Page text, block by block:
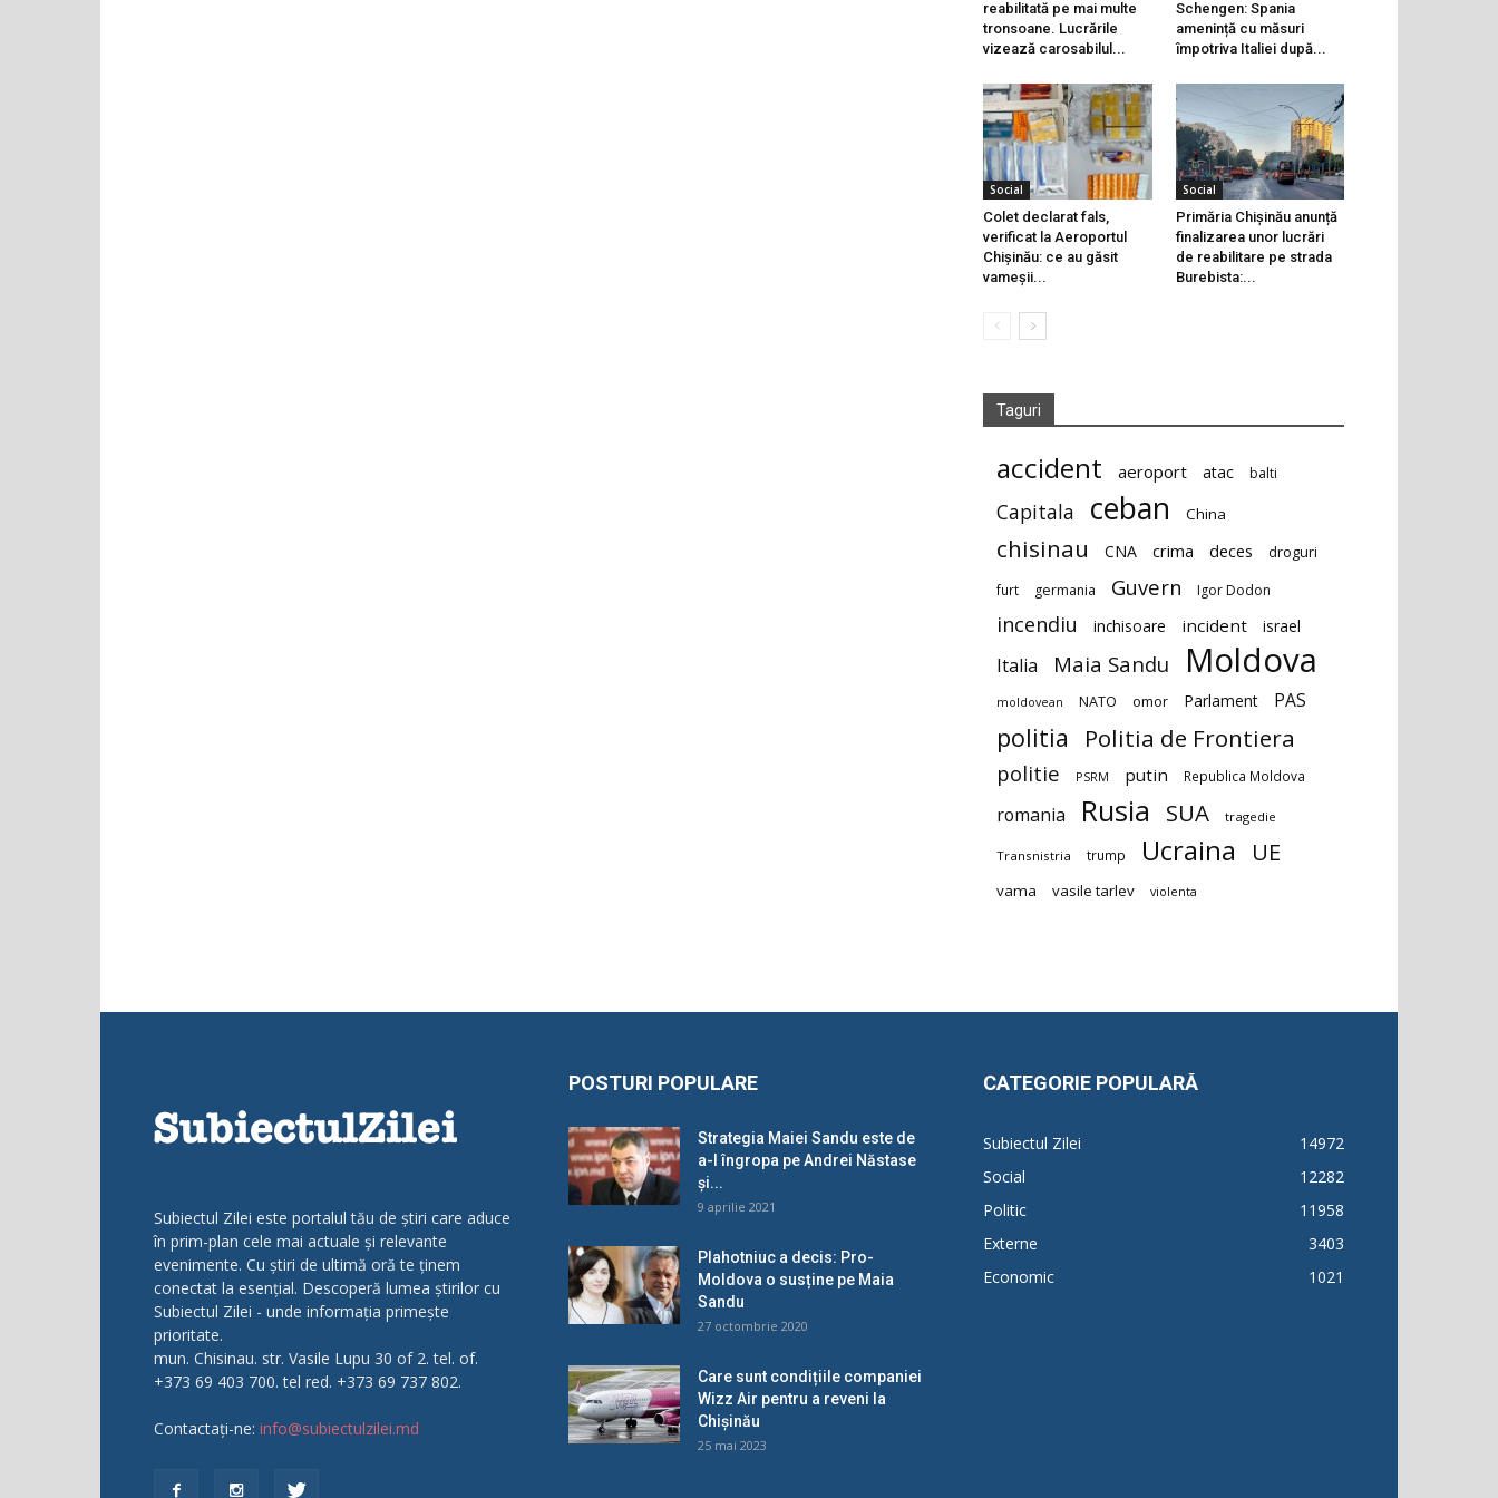
reabilitată pe mai multe
tronsoane. Lucrările
vizează carosabilul...
Schengen: Spania
amenință cu măsuri
împotriva Italiei după...
Social
Colet declarat fals,
verificat la Aeroportul
Chișinău: ce au găsit
vameșii...
Social
Primăria Chișinău anunță
finalizarea unor lucrări
de reabilitare pe strada
Burebista:...
Taguri
accident aeroport atac balti
Capitala ceban China
chisinau CNA crima deces droguri
furt germania Guvern Igor Dodon
incendiu inchisoare incident israel
Italia Maia Sandu Moldova
moldovean NATO omor Parlament PAS
politia Politia de Frontiera
politie PSRM putin Republica Moldova
romania Rusia SUA tragedie
Transnistria trump Ucraina UE
vama vasile tarlev violenta
Subiectul Zilei este portalul tău de știri care aduce
în prim-plan cele mai actuale și relevante
evenimente. Cu știri de ultimă oră te ținem
conectat la esențial. Descoperă lumea știrilor cu
Subiectul Zilei - unde informația primește
prioritate.
mun. Chisinau. str. Vasile Lupu 30 of 2. tel. of.
+373 69 403 700. tel red. +373 69 737 802.
Contactați-ne: info@subiectulzilei.md
POSTURI POPULARE
Strategia Maiei Sandu este de
a-l îngropa pe Andrei Năstase
și...
9 aprilie 2021
Plahotniuc a decis: Pro-
Moldova o susține pe Maia
Sandu
27 octombrie 2020
Care sunt condițiile companiei
Wizz Air pentru a reveni la
Chișinău
25 mai 2023
CATEGORIE POPULARĂ
Subiectul Zilei
14972
Social
12282
Politic
11958
Externe
3403
Economic
1021